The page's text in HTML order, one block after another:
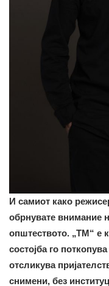
И самиот како
обрнувате внимание
општеството. „ТМ“ е
состојба го
отсликува
снимени, без